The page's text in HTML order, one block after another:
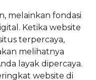
melainkan fondasi
Ketika website
terpercaya,
melihatnya
layak dipercaya.
website di